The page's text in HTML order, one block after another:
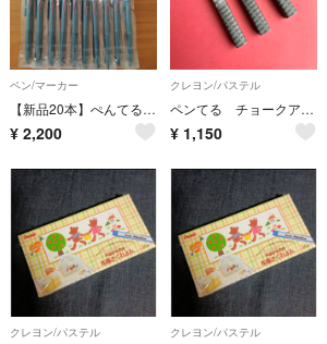
ペン/マーカー
​【新品20本】ぺんてる カルム 3色ボールペン 0.5mm 事務用品 まとめ売
¥ 2,200
クレヨン/パステル
ペンてる チョークアート用 オイルパステル 白 専門家用パステル
¥ 1,150
クレヨン/パステル クレヨン/パステル